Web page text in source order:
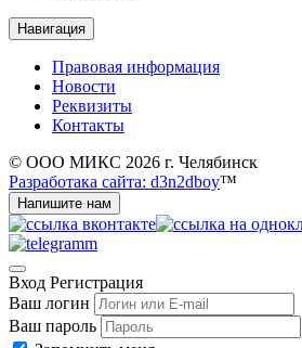
Навигация
Правовая информация
Новости
Реквизиты
Контакты
© ООО МИКС 2026 г. Челябинск
Разработака сайта: d3n2dboy™
Напишите нам
Вход Регистрация
Ваш логин
Ваш пароль